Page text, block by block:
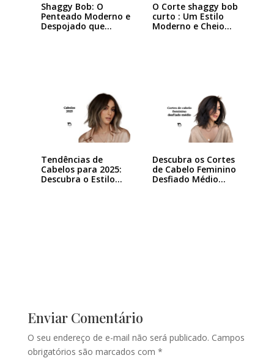
Shaggy Bob: O
Penteado Moderno e
Despojado que
O Corte shaggy bob
curto : Um Estilo
Moderno e Cheio…
Tendências de
Cabelos para 2025:
Descubra o Estilo…
Descubra os Cortes
de Cabelo Feminino
Desfiado Médio…
Enviar Comentário
O seu endereço de e-mail não será publicado. Campos
obrigatórios são marcados com *